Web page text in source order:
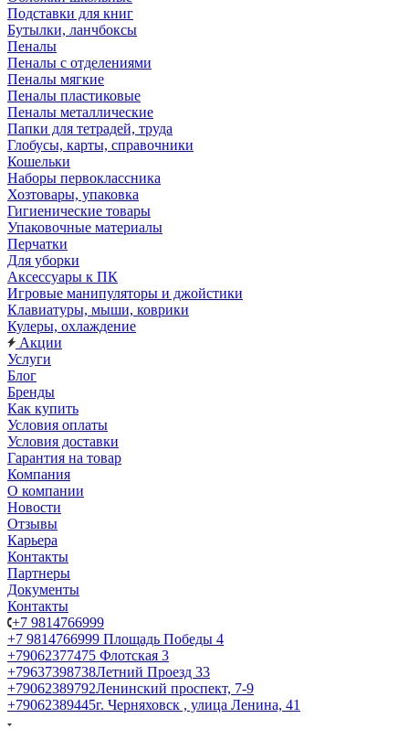
Подставки для книг
Бутылки, ланчбоксы
Пеналы
Пеналы с отделениями
Пеналы мягкие
Пеналы пластиковые
Пеналы металлические
Папки для тетрадей, труда
Глобусы, карты, справочники
Кошельки
Наборы первоклассника
Хозтовары, упаковка
Гигиенические товары
Упаковочные материалы
Перчатки
Для уборки
Аксессуары к ПК
Игровые манипуляторы и джойстики
Клавиатуры, мыши, коврики
Кулеры, охлаждение
Акции
Услуги
Блог
Бренды
Как купить
Условия оплаты
Условия доставки
Гарантия на товар
Компания
О компании
Новости
Отзывы
Карьера
Контакты
Партнеры
Документы
Контакты
+7 9814766999
+7 9814766999 Площадь Победы 4
+79062377475 Флотская 3
+79637398738Летний Проезд 33
+79062389792Ленинский проспект, 7-9
+79062389445г. Черняховск , улица Ленина, 41